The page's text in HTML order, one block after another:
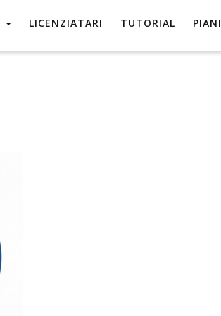
LICENZIATARI TUTORIAL PIANI